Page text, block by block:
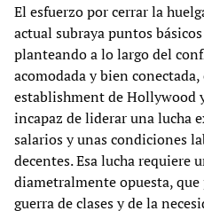
El esfuerzo por cerrar la
actual subraya puntos
planteando a lo largo del
acomodada y bien
establishment de Hollywood
incapaz de liderar una lucha
salarios y unas condiciones
decentes. Esa lucha requiere
diametralmente opuesta,
guerra de clases y de la